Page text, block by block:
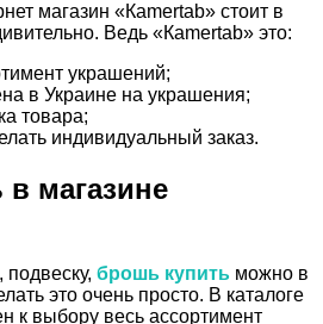
магазин «Кamertab» стоит в
Ведь «Кamertab» это:
украшений;
в Украине на украшения;
товара;
индивидуальный заказ.
магазине
подвеску, брошь купить можно в
это очень просто. В каталоге
к выбору весь ассортимент